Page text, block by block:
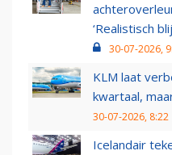
‘Realistisch
30-07-2026,
KLM laat
kwartaal,
30-07-2026, 8:22
Icelandair